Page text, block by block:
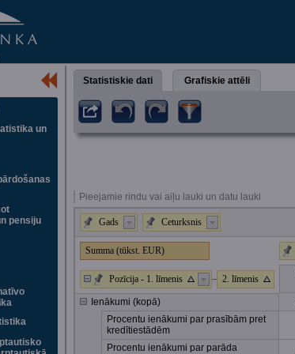
un
pensiju
Statistiskie dati Grafiskie attēli
Pieejamie rindu vai aiļu lauki un datu lauki
Gads Ceturksnis
Summa (tūkst. EUR)
Pozīcija - 1. līmenis 2. līmenis
Ienākumi (kopā)
Procentu ienākumi par prasībām pret
kredītiestādēm
Procentu ienākumi par parāda